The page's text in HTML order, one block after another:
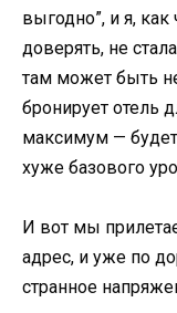
выгодно”, и я,
доверять, не
там может быть
бронирует отель
максимум —
хуже базового
И вот мы
адрес, и уже по
странное